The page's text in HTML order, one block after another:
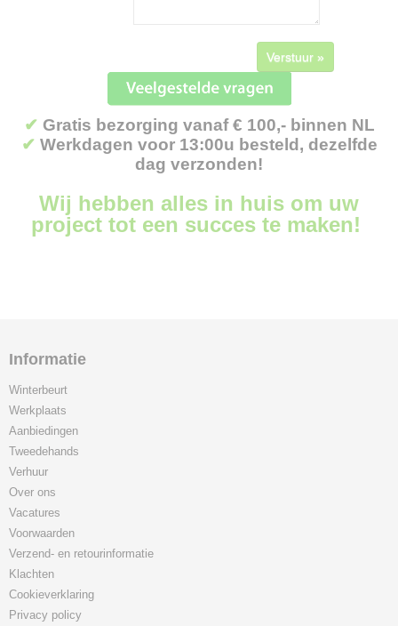
Verstuur »
✔ Gratis bezorging vanaf € 100,- binnen NL
✔ Werkdagen voor 13:00u besteld, dezelfde
dag verzonden!
Wij hebben alles in huis om uw
project tot een succes te maken!
Informatie
Winterbeurt
Werkplaats
Aanbiedingen
Tweedehands
Verhuur
Over ons
Vacatures
Voorwaarden
Verzend- en retourinformatie
Klachten
Cookieverklaring
Privacy policy